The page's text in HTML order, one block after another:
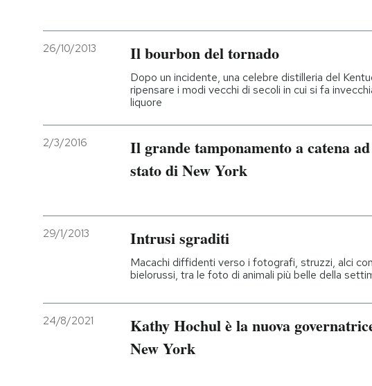
26/10/2013 Il bourbon del tornado
Dopo un incidente, una celebre distilleria del
ripensare i modi vecchi di secoli in cui si fa
liquore
2/3/2016
Il grande tamponamento a catena
stato di New York
29/1/2013 Intrusi sgraditi
Macachi diffidenti verso i fotografi, struzzi, alci
bielorussi, tra le foto di animali più belle della
24/8/2021
Kathy Hochul è la nuova
New York